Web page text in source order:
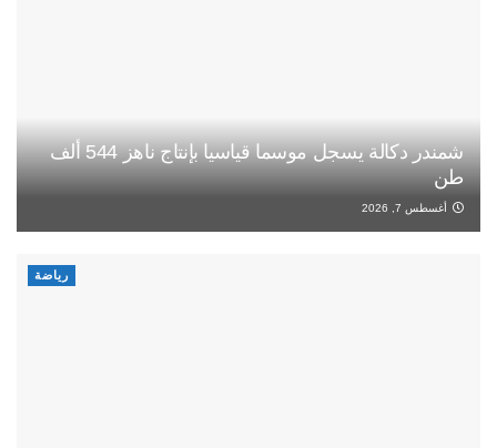
شمندر دكالة يسجل موسما قياسيا بإنتاج ناهز 544 ألف
طن
أغسطس 7, 2026
رياضة